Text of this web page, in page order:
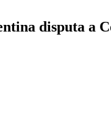
disputa a